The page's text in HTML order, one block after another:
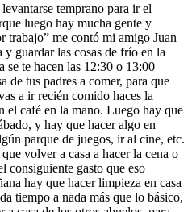
temprano para ir el
luego hay mucha gente y
trabajo” me contó mi amigo Juan
y guardar las cosas de frío en la
se te hacen las 12:30 o 13:00
de tus padres a comer, para que
a ir recién comido haces la
el café en la mano. Luego hay que
y hay que hacer algo en
parque de juegos, ir al cine, etc.
volver a casa a hacer la cena o
consiguiente gasto que eso
hay que hacer limpieza en casa
tiempo a nada más que lo básico,